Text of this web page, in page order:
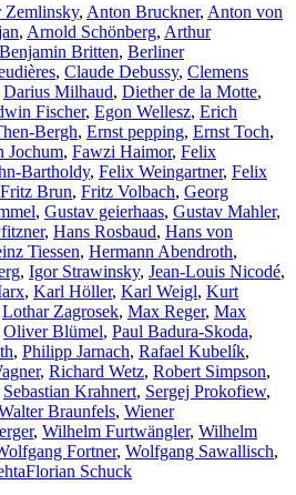
Zemlinsky, Anton Bruckner, Anton von
, Arnold Schönberg, Arthur
Benjamin Britten, Berliner
, Claude Debussy, Clemens
Darius Milhaud, Diether de la Motte,
Fischer, Egon Wellesz, Erich
Bergh, Ernst pepping, Ernst Toch,
Jochum, Fawzi Haimor, Felix
Bartholdy, Felix Weingartner, Felix
Fritz Brun, Fritz Volbach, Georg
, Gustav geierhaas, Gustav Mahler,
, Hans Rosbaud, Hans von
Tiessen, Hermann Abendroth,
, Igor Strawinsky, Jean-Louis Nicodé,
, Karl Höller, Karl Weigl, Kurt
Lothar Zagrosek, Max Reger, Max
Oliver Blümel, Paul Badura-Skoda,
, Philipp Jarnach, Rafael Kubelík,
, Richard Wetz, Robert Simpson,
Sebastian Krahnert, Sergej Prokofiew,
Braunfels, Wiener
, Wilhelm Furtwängler, Wilhelm
Fortner, Wolfgang Sawallisch,
Florian Schuck